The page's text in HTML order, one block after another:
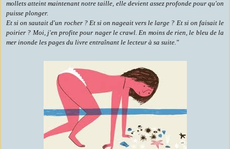
mollets atteint maintenant notre taille, elle devient assez profonde pour qu'on
puisse plonger.
Et si on sautait d'un rocher ? Et si on nageait vers le large ? Et si on faisait le
poirier ? Moi, j'en profite pour nager le crawl. En moins de rien, le bleu de la
mer inonde les pages du livre entraînant le lecteur à sa suite."